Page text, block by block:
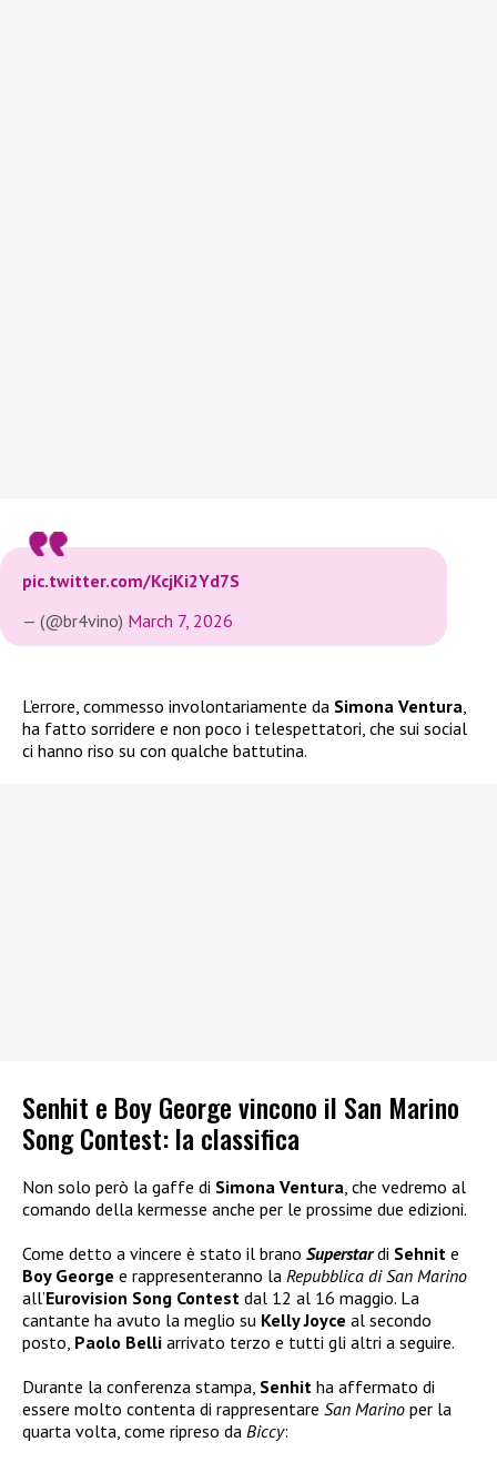
pic.twitter.com/KcjKi2Yd7S
— (@br4vino) March 7, 2026
L’errore, commesso involontariamente da Simona Ventura,
ha fatto sorridere e non poco i telespettatori, che sui social
ci hanno riso su con qualche battutina.
Senhit e Boy George vincono il San Marino
Song Contest: la classifica
Non solo però la gaffe di Simona Ventura , che vedremo al
comando della kermesse anche per le prossime due edizioni.
Come detto a vincere è stato il brano Superstardi Sehnit e
Boy George e rappresenteranno la Repubblica di San Marino
all’Eurovision Song Contest dal 12 al 16 maggio. La
cantante ha avuto la meglio su Kelly Joyce al secondo
posto, Paolo Belli arrivato terzo e tutti gli altri a seguire.
Durante la conferenza stampa, Senhit ha affermato di
essere molto contenta di rappresentare San Marino per la
quarta volta, come ripreso da Biccy: